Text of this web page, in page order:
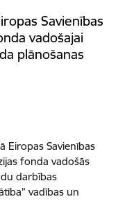
Savienības
vadošajai
plānošanas
Eiropas Savienības
fonda vadošās
darbības
vadības un